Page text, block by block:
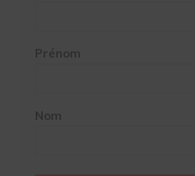
Prénom
Nom